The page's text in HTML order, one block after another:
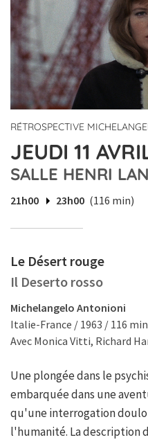
RÉTROSPECTIVE
JEUDI 11
SALLE HENRI
21h00 23h00 (116 min)
Le Désert rouge
Il Deserto rosso
Michelangelo Antonioni
Italie-France / 1963 / 116 min
Avec Monica Vitti, Richard
Une plongée dans le
embarquée dans une
qu'une interrogation
l'humanité. La